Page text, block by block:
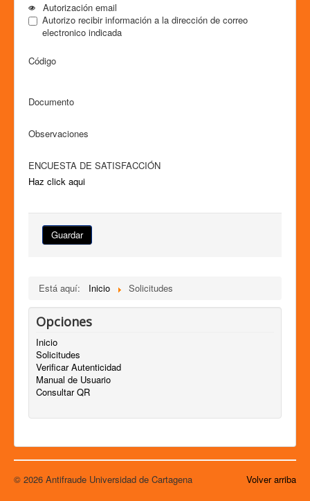
Autorización email
Autorizo recibir información a la dirección de correo
electronico indicada
Código
Documento
Observaciones
ENCUESTA DE SATISFACCIÓN
Haz click aqui
Guardar
Está aquí: Inicio Solicitudes
Opciones
Inicio
Solicitudes
Verificar Autenticidad
Manual de Usuario
Consultar QR
Volver arriba
© 2026 Antifraude Universidad de Cartagena